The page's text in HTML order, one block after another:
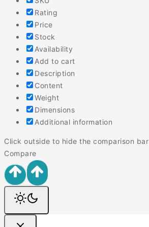
Rating
Price
Stock
Availability
Add to cart
Description
Content
Weight
Dimensions
Additional information
Click outside to hide the comparison bar
Compare